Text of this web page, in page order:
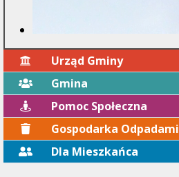
Urząd Gminy
Gmina
Pomoc Społeczna
Gospodarka Odpadami
Dla Mieszkańca